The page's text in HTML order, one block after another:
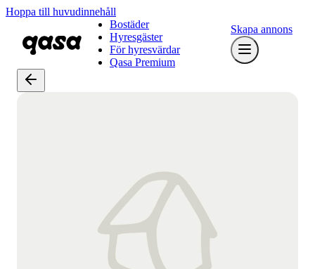
Hoppa till huvudinnehåll
Bostäder
Hyresgäster
För hyresvärdar
Qasa Premium
Skapa annons